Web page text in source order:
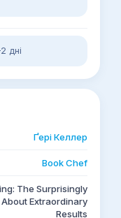
дні
Ґері Келлер
Book Chef
The Surprisingly
Extraordinary
Results